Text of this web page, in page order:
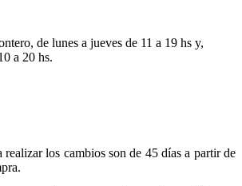
de lunes a jueves de 11 a 19 hs y,
a 20 hs.
realizar los cambios son de 45 días a partir de